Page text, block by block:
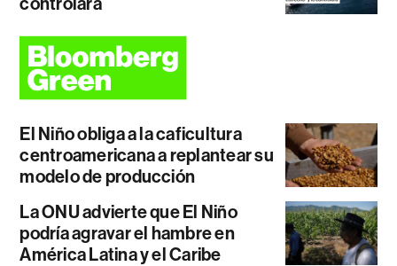
El Niño obliga a la caficultura
centroamericana a replantear su
modelo de producción
La ONU advierte que El Niño
podría agravar el hambre en
América Latina y el Caribe